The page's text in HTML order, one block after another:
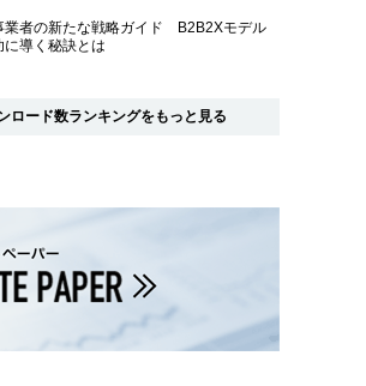
業者の新たな戦略ガイド B2B2Xモデル
に導く秘訣とは
ロード数ランキングをもっと見る